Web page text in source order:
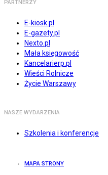
PARTNERZY
E-kiosk.pl
E-gazety.pl
Nexto.pl
Mała księgowość
Kancelarierp.pl
Wieści Rolnicze
Życie Warszawy
NASZE WYDARZENIA
Szkolenia i konferencje
MAPA STRONY